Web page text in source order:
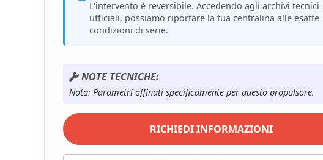
L'intervento è reversibile. Accedendo agli archivi tecnici
ufficiali, possiamo riportare la tua centralina alle esatte
condizioni di serie.
NOTE TECNICHE:
Nota: Parametri affinati specificamente per questo propulsore.
RICHIEDI INFORMAZIONI